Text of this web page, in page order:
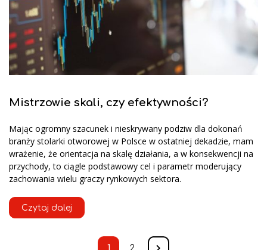
Mistrzowie skali, czy efektywności?
Mając ogromny szacunek i nieskrywany podziw dla dokonań
branży stolarki otworowej w Polsce w ostatniej dekadzie, mam
wrażenie, że orientacja na skalę działania, a w konsekwencji na
przychody, to ciągle podstawowy cel i parametr moderujący
zachowania wielu graczy rynkowych sektora.
Czytaj dalej
1 2